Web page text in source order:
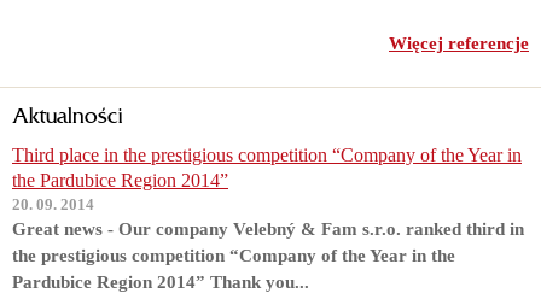
Więcej referencje
Aktualności
Third place in the prestigious competition “Company of the Year in
the Pardubice Region 2014”
20. 09. 2014
Great news - Our company Velebný & Fam s.r.o. ranked third in
the prestigious competition “Company of the Year in the
Pardubice Region 2014” Thank you...